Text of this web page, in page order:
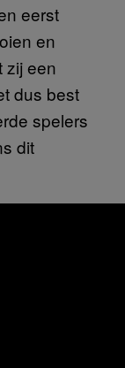
eerst
en
zij een
dus best
spelers
dit